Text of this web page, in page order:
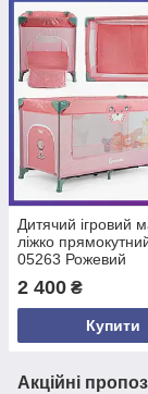
Дитячий ігровий
ліжко
05263 Рожевий
2 400 ₴
Купити
Акційні